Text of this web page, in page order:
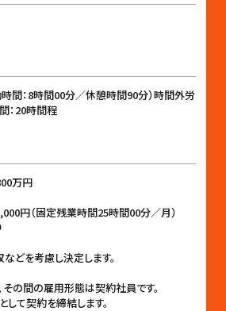
間：8時間00分／休憩時間90分）時間外労
：20時間程
万円
円（固定残業時間25時間00分／月）
どを考慮し決定します。
の間の雇用形態は契約社員です。
て契約を締結します。